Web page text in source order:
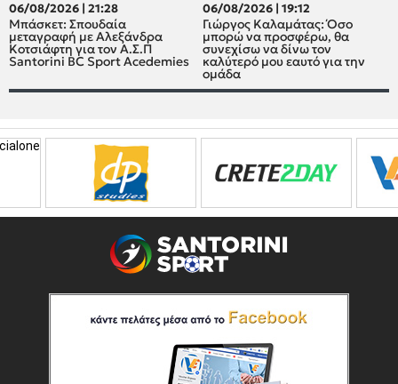
06/08/2026 | 21:28
Μπάσκετ: Σπουδαία
μεταγραφή με Αλεξάνδρα
Κοτσιάφτη για τον A.Σ.Π
Santorini BC Sport Acedemies
06/08/2026 | 19:12
Γιώργος Καλαμάτας: Όσο
μπορώ να προσφέρω, θα
συνεχίσω να δίνω τον
καλύτερό μου εαυτό για την
ομάδα